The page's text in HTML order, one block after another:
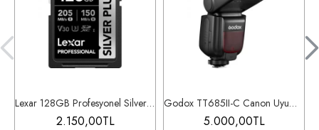
Lexar 128GB Profesyonel Silver Plus UHS-I SD Hafıza Kartı
2.150,00TL
Godox TT685II-C Canon Uyumlu Tepe Flaşı
5.000,00TL